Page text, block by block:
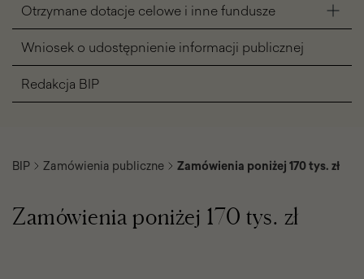
Otrzymane dotacje celowe i inne fundusze
Wniosek o udostępnienie informacji publicznej
Redakcja BIP
BIP Zamówienia publiczne Zamówienia poniżej 170 tys. zł
Zamówienia poniżej 170 tys. zł